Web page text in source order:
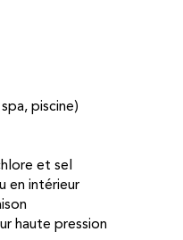
piscine)
et sel
en intérieur
haute pression